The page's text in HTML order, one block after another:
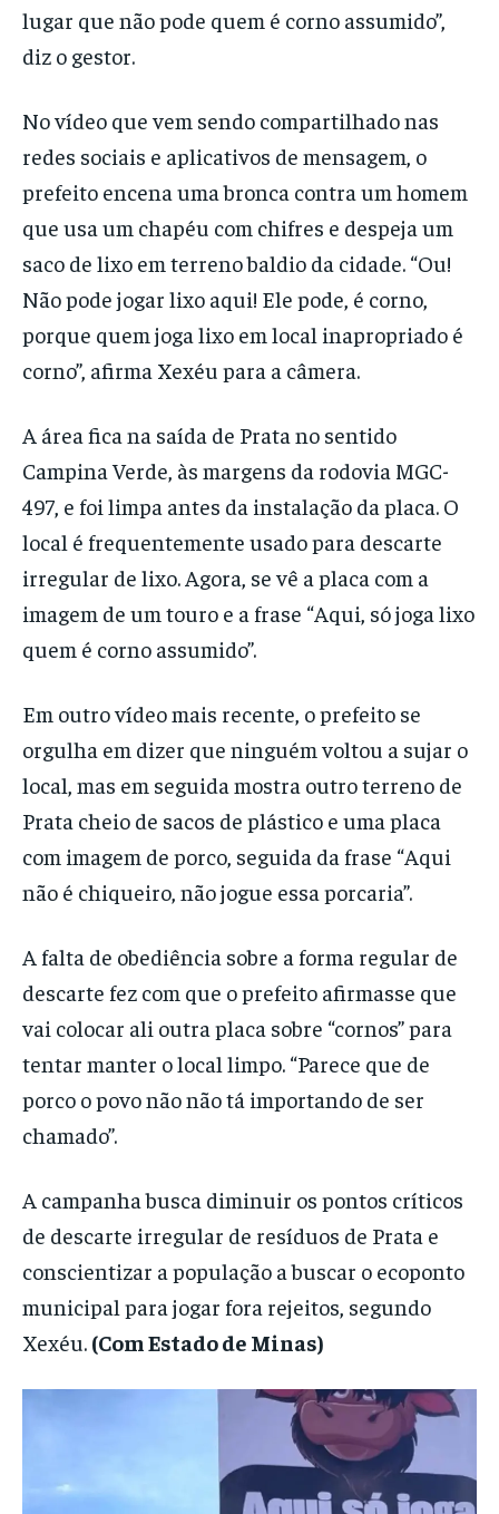
lugar que não pode quem é corno assumido”,
diz o gestor.
No vídeo que vem sendo compartilhado nas
redes sociais e aplicativos de mensagem, o
prefeito encena uma bronca contra um homem
que usa um chapéu com chifres e despeja um
saco de lixo em terreno baldio da cidade. “Ou!
Não pode jogar lixo aqui! Ele pode, é corno,
porque quem joga lixo em local inapropriado é
corno”, afirma Xexéu para a câmera.
A área fica na saída de Prata no sentido
Campina Verde, às margens da rodovia MGC-
497, e foi limpa antes da instalação da placa. O
local é frequentemente usado para descarte
irregular de lixo. Agora, se vê a placa com a
imagem de um touro e a frase “Aqui, só joga lixo
quem é corno assumido”.
Em outro vídeo mais recente, o prefeito se
orgulha em dizer que ninguém voltou a sujar o
local, mas em seguida mostra outro terreno de
Prata cheio de sacos de plástico e uma placa
com imagem de porco, seguida da frase “Aqui
não é chiqueiro, não jogue essa porcaria”.
A falta de obediência sobre a forma regular de
descarte fez com que o prefeito afirmasse que
vai colocar ali outra placa sobre “cornos” para
tentar manter o local limpo. “Parece que de
porco o povo não não tá importando de ser
chamado”.
A campanha busca diminuir os pontos críticos
de descarte irregular de resíduos de Prata e
conscientizar a população a buscar o ecoponto
municipal para jogar fora rejeitos, segundo
Xexéu. (Com Estado de Minas)